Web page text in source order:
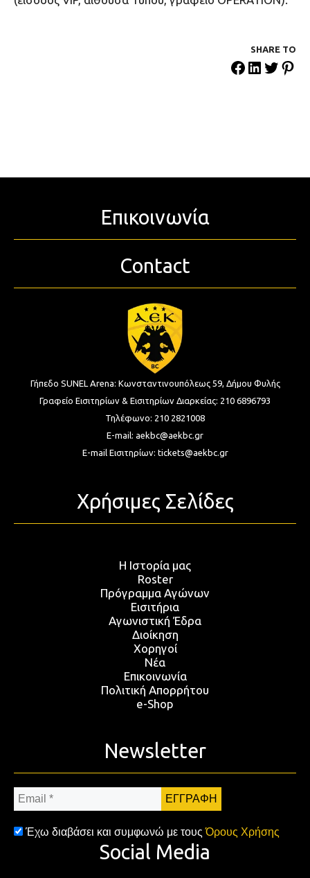
SHARE ΤΟ
Επικοινωνία
Contact
Γήπεδο SUNEL Arena: Κωνσταντινουπόλεως 59, Δήμου Φυλής
Γραφείο Εισιτηρίων & Εισιτηρίων Διαρκείας: 210 6896793
Τηλέφωνο: 210 2821008
E-mail: aekbc@aekbc.gr
E-mail Εισιτηρίων: tickets@aekbc.gr
Χρήσιμες Σελίδες
Η Ιστορία μας
Roster
Πρόγραμμα Αγώνων
Εισιτήρια
Αγωνιστική Έδρα
Διοίκηση
Χορηγοί
Νέα
Επικοινωνία
Πολιτική Απορρήτου
e-Shop
Newsletter
Email
*
Έχω διαβάσει και συμφωνώ με τουςΌρους Χρήσης
Social Media